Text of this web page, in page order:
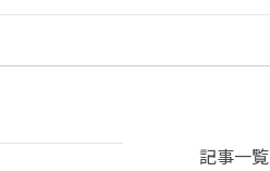
記事一覧